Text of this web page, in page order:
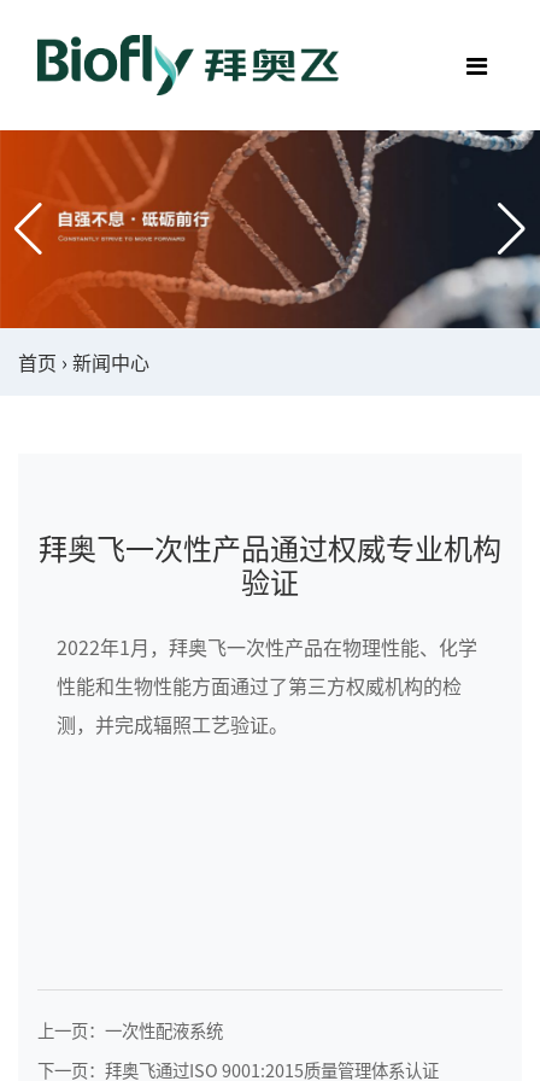
首页 › 新闻中心
拜奥飞一次性产品通过权威专业机构
验证
2022年1月，拜奥飞一次性产品在物理性能、化学
性能和生物性能方面通过了第三方权威机构的检
测，并完成辐照工艺验证。
上一页：一次性配液系统
下一页：拜奥飞通过ISO 9001:2015质量管理体系认证